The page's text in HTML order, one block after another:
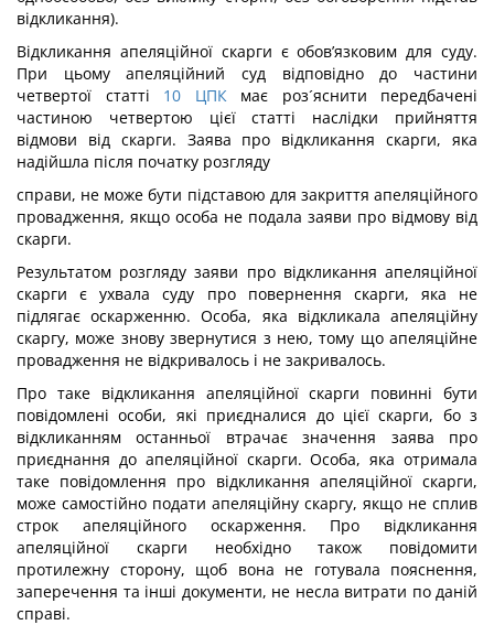
відкликання).
Відкликання апеляційної скарги є обов’язковим для суду.
При цьому апеляційний суд відповідно до частини
четвертої статті 10 ЦПКмає роз´яснити передбачені
частиною четвертою цієї статті наслідки прийняття
відмови від скарги. Заява про відкликання скарги, яка
надійшла після початку розгляду
справи, не може бути підставою для закриття апеляційного
провадження, якщо особа не подала заяви про відмову від
скарги.
Результатом розгляду заяви про відкликання апеляційної
скарги є ухвала суду про повернення скарги, яка не
підлягає оскарженню. Особа, яка відкликала апеляційну
скаргу, може знову звернутися з нею, тому що апеляційне
провадження не відкривалось і не закривалось.
Про таке відкликання апеляційної скарги повинні бути
повідомлені особи, які приєдналися до цієї скарги, бо з
відкликанням останньої втрачає значення заява про
приєднання до апеляційної скарги. Особа, яка отримала
таке повідомлення про відкликання апеляційної скарги,
може самостійно подати апеляційну скаргу, якщо не сплив
строк апеляційного оскарження. Про відкликання
апеляційної скарги необхідно також повідомити
протилежну сторону, щоб вона не готувала пояснення,
заперечення та інші документи, не несла витрати по даній
справі.